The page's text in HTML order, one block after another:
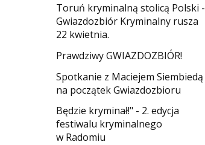
Toruń kryminalną stolicą Polski -
Gwiazdozbiór Kryminalny rusza
22 kwietnia.
​Prawdziwy GWIAZDOZBIÓR!
Spotkanie z Maciejem Siembiedą
na początek Gwiazdozbioru
​Będzie kryminał!" - 2. edycja
festiwalu kryminalnego
w Radomiu